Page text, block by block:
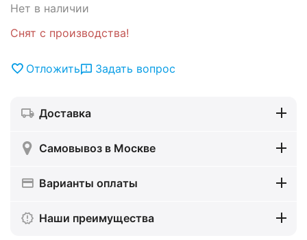
Нет в наличии
Снят с производства!
Отложить Задать вопрос
Доставка
Самовывоз в Москве
Варианты оплаты
Наши преимущества